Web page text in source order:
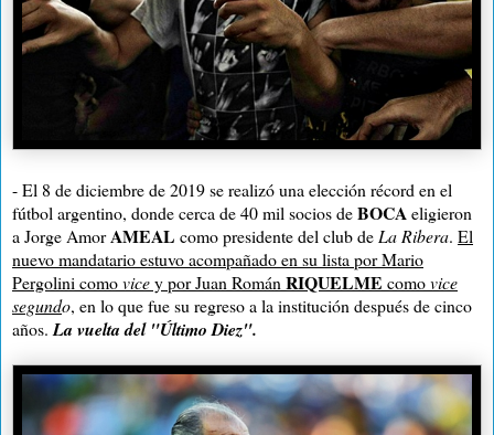
- El 8 de diciembre de 2019 se realizó una elección récord en el
fútbol argentino, donde cerca de 40 mil socios deBOCAeligieron
a Jorge AmorAMEAL como presidente del club de La Ribera. El
nuevo mandatario estuvo acompañado en su lista por Mario
Pergolini comovicey por Juan Román RIQUELME comovice
segundo, en lo que fue su regreso a la institución después de cinco
años. La vuelta del "Último Diez".